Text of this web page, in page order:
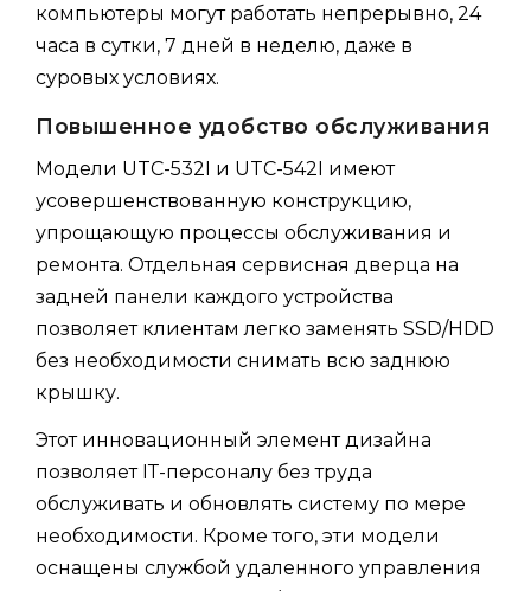
компьютеры могут работать непрерывно, 24
часа в сутки, 7 дней в неделю, даже в
суровых условиях.
Повышенное удобство обслуживания
Модели UTC-532I и UTC-542I имеют
усовершенствованную конструкцию,
упрощающую процессы обслуживания и
ремонта. Отдельная сервисная дверца на
задней панели каждого устройства
позволяет клиентам легко заменять SSD/HDD
без необходимости снимать всю заднюю
крышку.
Этот инновационный элемент дизайна
позволяет ІТ-персоналу без труда
обслуживать и обновлять систему по мере
необходимости. Кроме того, эти модели
оснащены службой удаленного управления